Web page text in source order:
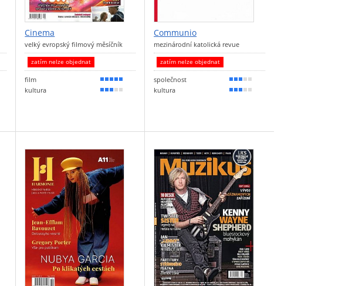
Cinema
velký evropský filmový měsíčník
zatím nelze objednat
film
90 %
kultura
60 %
Communio
mezinárodní katolická revue
zatím nelze objednat
společnost
60 %
kultura
50 %